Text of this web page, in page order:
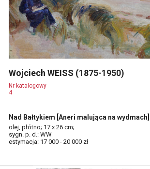
Wojciech WEISS (1875-1950)
Nr katalogowy
4
Nad Bałtykiem [Aneri malująca na wydmach]
olej, płótno; 17 x 26 cm;
sygn. p. d.: WW
estymacja: 17 000 - 20 000 zł